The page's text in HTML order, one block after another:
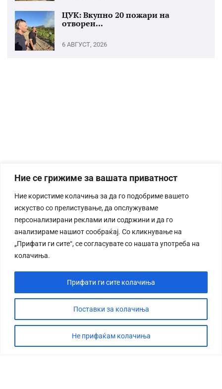
Ние се грижиме за вашата приватност
Ние користиме колачиња за да го подобриме вашето
искуство со прелистување, да опслужуваме
персонализирани реклами или содржини и да го
анализираме нашиот сообраќај. Со кликнување на
„Прифати ги сите“, се согласувате со нашата употреба на
колачиња.
Поставки за колачиња
Не прифаќам колачиња
Прифати ги сите колачиња
ЦУК: Вкупно 20 пожари на
отворен...
6 АВГУСТ, 2026